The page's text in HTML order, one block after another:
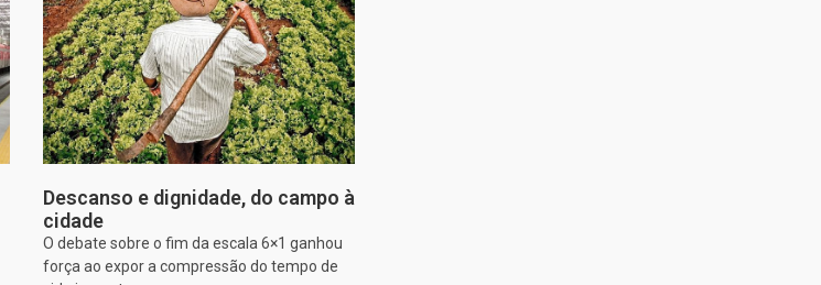
Descanso e dignidade, do campo à
cidade
O debate sobre o fim da escala 6×1 ganhou
força ao expor a compressão do tempo de